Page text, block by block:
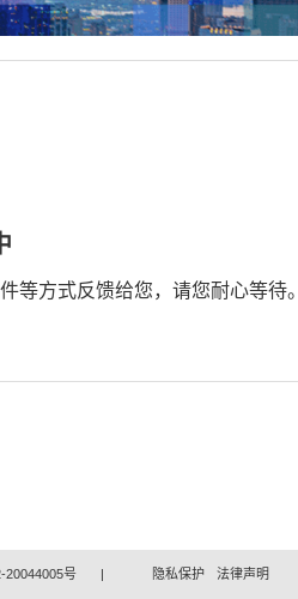
等方式反馈给您，请您耐心等待。
20044005号 | 隐私保护 法律声明